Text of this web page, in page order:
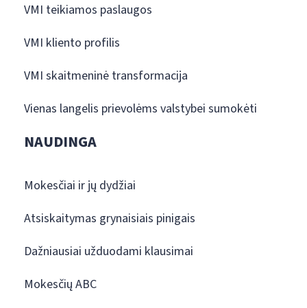
VMI teikiamos paslaugos
VMI kliento profilis
VMI skaitmeninė transformacija
Vienas langelis prievolėms valstybei sumokėti
NAUDINGA
Mokesčiai ir jų dydžiai
Atsiskaitymas grynaisiais pinigais
Dažniausiai užduodami klausimai
Mokesčių ABC